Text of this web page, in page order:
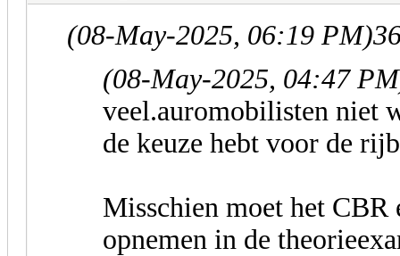
(08-May-2025, 06:19 PM)
(08-May-2025, 04:47
veel.auromobilisten niet
de keuze hebt voor de
Misschien moet het CBR
opnemen in de